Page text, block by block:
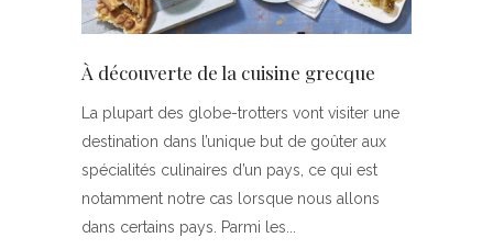
À découverte de la cuisine grecque
La plupart des globe-trotters vont visiter une
destination dans l’unique but de goûter aux
spécialités culinaires d’un pays, ce qui est
notamment notre cas lorsque nous allons
dans certains pays. Parmi les